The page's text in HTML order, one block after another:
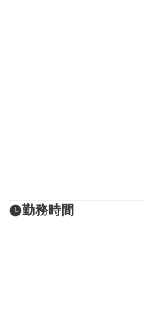
勤務時間